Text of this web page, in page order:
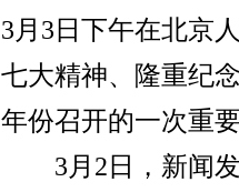
3月3日下午在北京
七大精神、隆重纪
年份召开的一次重要
3月2日，新闻发